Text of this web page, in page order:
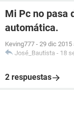
Mi Pc no pasa
automática.
Keving777 - 29 dic 2015
José_Bautista - 18
2 respuestas